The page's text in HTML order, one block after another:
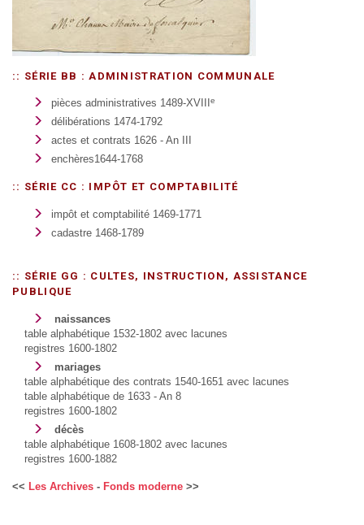
:: SÉRIE BB : ADMINISTRATION COMMUNALE
pièces administratives 1489-XVIII e
délibérations 1474-1792
actes et contrats 1626 - An III
enchères1644-1768
:: SÉRIE CC : IMPÔT ET COMPTABILITÉ
impôt et comptabilité 1469-1771
cadastre 1468-1789
:: SÉRIE GG : CULTES, INSTRUCTION, ASSISTANCE
PUBLIQUE
naissances
table alphabétique 1532-1802 avec lacunes
registres 1600-1802
mariages
table alphabétique des contrats 1540-1651 avec lacunes
table alphabétique de 1633 - An 8
registres 1600-1802
décès
table alphabétique 1608-1802 avec lacunes
registres 1600-1882
<< Les Archives - Fonds moderne >>